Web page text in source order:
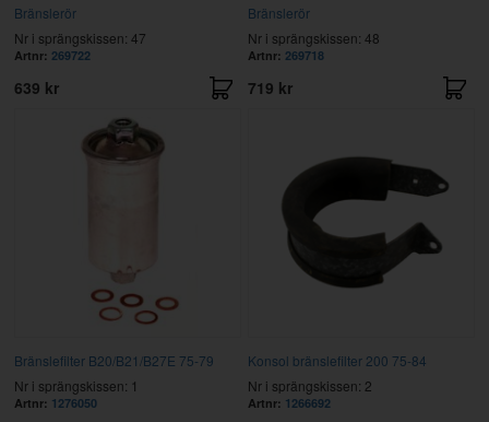
Bränslerör
Nr i sprängskissen: 47
Artnr: 269722
639 kr
Bränslerör
Nr i sprängskissen: 48
Artnr: 269718
719 kr
Bränslefilter B20/B21/B27E 75-79
Nr i sprängskissen: 1
Artnr: 1276050
Konsol bränslefilter 200 75-84
Nr i sprängskissen: 2
Artnr: 1266692